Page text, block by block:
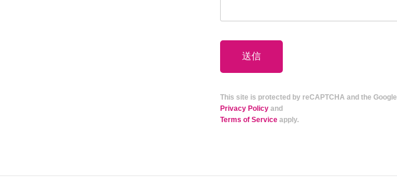
This site is protected by reCAPTCHA and the Google
Privacy Policy and
Terms of Service apply.